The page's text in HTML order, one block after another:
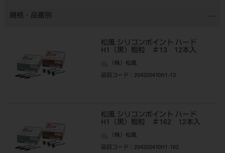
規格・品番別
松風 シリコンポイント ハード
H1（黒）粗粒 ＃13 12本入
（株）松風
品目コード ：204320410H1-13
松風 シリコンポイント ハード
H1（黒）粗粒 ＃162 12本入
（株）松風
品目コード ：204320410H1-162